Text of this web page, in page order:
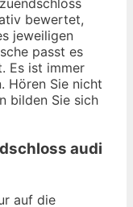
bewertet,
jeweiligen
passt es
Es ist immer
Hören Sie nicht
bilden Sie sich
audi
auf die